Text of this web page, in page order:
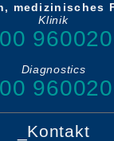
medizinisches
Klinik
Diagnostics
_Kontakt